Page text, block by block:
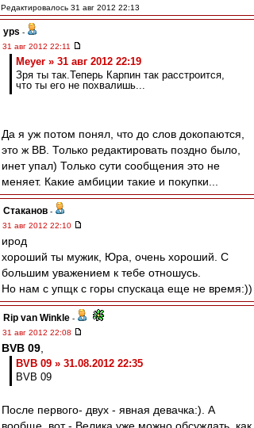
Редактировалось 31 авг 2012 22:13
yps -
31 авг 2012 22:11
Meyer » 31 авг 2012 22:19
Зря ты так.Теперь Карпин так расстроится,
что ты его не похвалишь...
Да я уж потом понял, что до слов докопаются,
это ж ВВ. Только редактировать поздно было,
инет упал) Только сути сообщения это не
меняет. Какие амбиции такие и покупки...
Cтаканов -
31 авг 2012 22:10
ирод
хороший ты мужик, Юра, очень хороший. С
большим уважением к тебе отношусь.
Но нам с упщк с горы спускаца еще не время:))
Rip van Winkle -
31 авг 2012 22:08
BVB 09
BVB 09 » 31.08.2012 22:35
BVB 09
После первого- двух - явная девачка:). А